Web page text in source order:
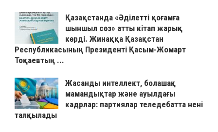
Қазақстанда «Әділетті қоғамға
шыншыл сөз» атты кітап жарық
көрді. Жинаққа Қазақстан
Республикасының Президенті Қасым-Жомарт
Тоқаевтың ...
Жасанды интеллект, болашақ
мамандықтар және ауылдағы
кадрлар: партиялар теледебатта нені
талқылады